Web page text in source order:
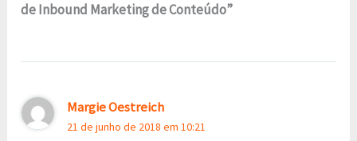
de Inbound Marketing de Conteúdo”
Margie Oestreich
21 de junho de 2018 em 10:21